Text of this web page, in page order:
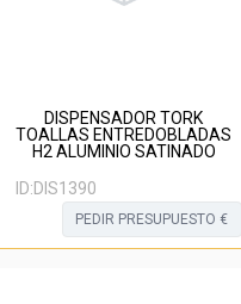
DISPENSADOR TORK
TOALLAS ENTREDOBLADAS
H2 ALUMINIO SATINADO
ID:DIS1390
PEDIR PRESUPUESTO €